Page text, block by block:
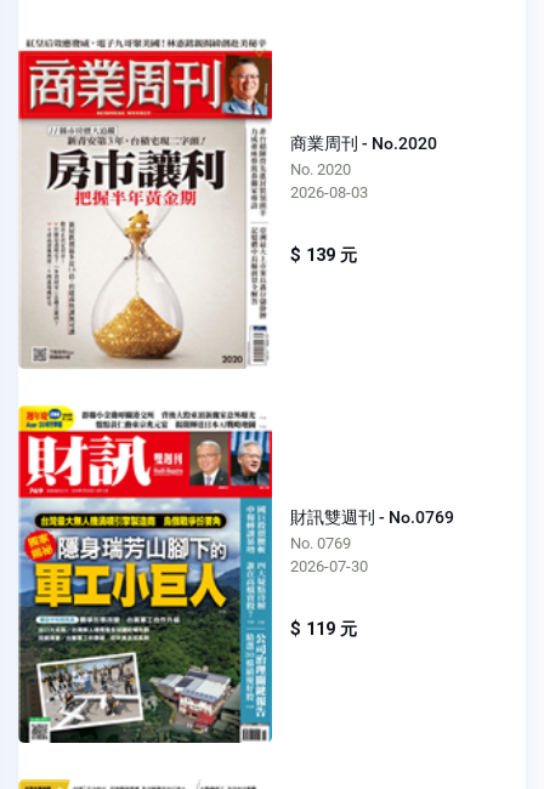
商業周刊 - No.2020
No. 2020
2026-08-03
$ 139 元
財訊雙週刊 - No.0769
No. 0769
2026-07-30
$ 119 元